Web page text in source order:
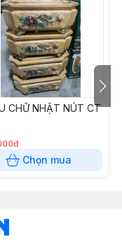
CHỮ NHẬT NÚT CT
Chọn mua